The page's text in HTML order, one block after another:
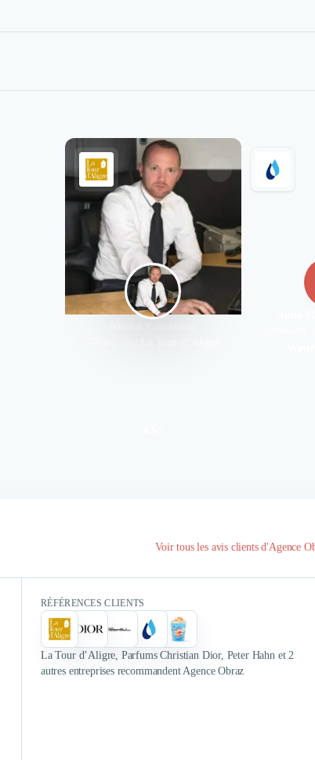
La prestation s'est orientée sur la
stratégie pour optimiser la
communication et améliorer les
réseaux sociaux.
Voir tous les avis clients d'Agence
RÉFÉRENCES CLIENTS
La Tour d’Aligre, Parfums Christian Dior, Peter Hahn et 2
autres entreprises recommandent Agence Obraz